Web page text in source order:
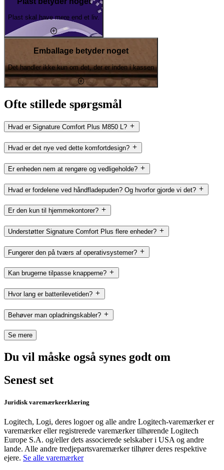
Plast skal have mere end et liv.
Emballage betyder noget
Det handler ikke kun om det, der er inden i kassen
Ofte stillede spørgsmål
Hvad er Signature Comfort Plus M850 L?
Hvad er det nye ved dette komfortdesign?
Er enheden nem at rengøre og vedligeholde?
Hvad er fordelene ved håndfladepuden? Og hvorfor gjorde vi det?
Er den kun til hjemmekontorer?
Understøtter Signature Comfort Plus flere enheder?
Fungerer den på tværs af operativsystemer?
Kan brugerne tilpasse knapperne?
Hvor lang er batterilevetiden?
Behøver man opladningskabler?
Se mere
Du vil måske også synes godt om
Senest set
Juridisk varemærkeerklæring
Logitech, Logi, deres logoer og alle andre Logitech-varemærker er
varemærker eller registrerede varemærker tilhørende Logitech
Europe S.A. og/eller dets associerede selskaber i USA og andre
lande. Alle andre tredjepartsvaremærker tilhører deres respektive
ejere. Se alle varemærker